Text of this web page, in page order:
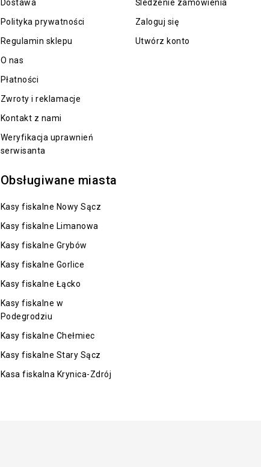
Dostawa
Polityka prywatności
Regulamin sklepu
O nas
Płatności
Zwroty i reklamacje
Kontakt z nami
Weryfikacja uprawnień
serwisanta
Obsługiwane miasta
Kasy fiskalne Nowy Sącz
Kasy fiskalne Limanowa
Kasy fiskalne Grybów
Kasy fiskalne Gorlice
Kasy fiskalne Łącko
Kasy fiskalne w
Podegrodziu
Kasy fiskalne Chełmiec
Kasy fiskalne Stary Sącz
Kasa fiskalna Krynica-Zdrój
Śledzenie zamówienia
Zaloguj się
Utwórz konto